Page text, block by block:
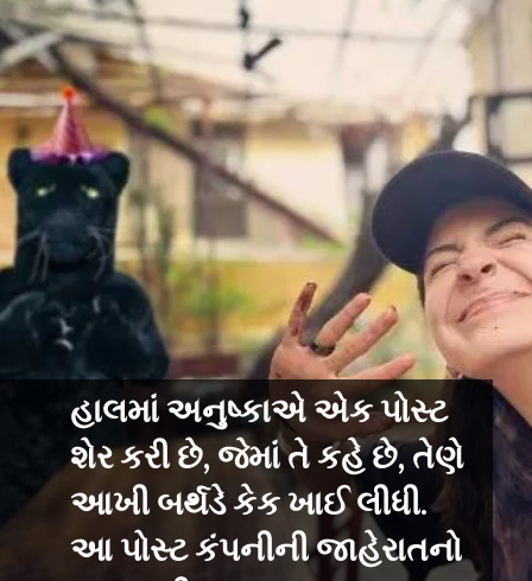
હાલમાં અનુષ્કાએ એક પોસ્ટ
શેર કરી છે, જેમાં તે કહે છે, તેણે
આખી બર્થડે કેક ખાઈ લીધી.
આ પોસ્ટ કંપનીની જાહેરાતનો